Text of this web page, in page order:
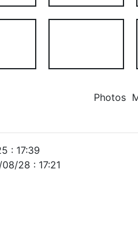
: 17:39
28 : 17:21